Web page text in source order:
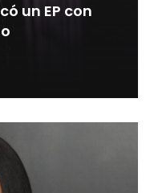
un EP con